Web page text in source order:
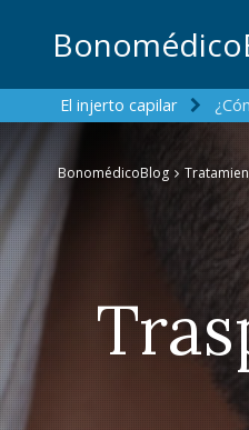
El injerto capilar
BonomédicoBlog